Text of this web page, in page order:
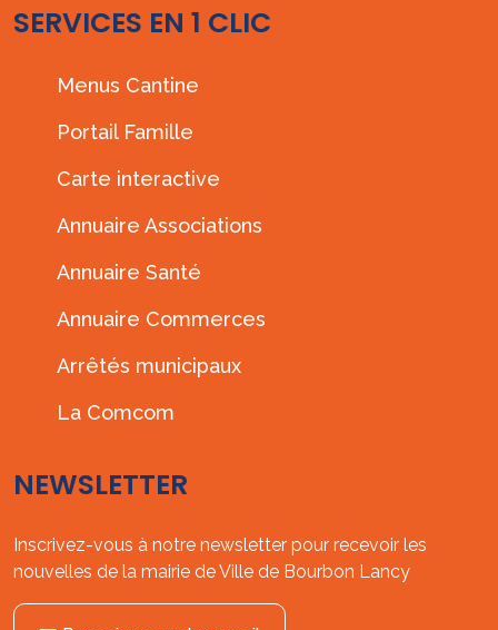
SERVICES EN 1 CLIC
Menus Cantine
Portail Famille
Carte interactive
Annuaire Associations
Annuaire Santé
Annuaire Commerces
Arrêtés municipaux
La Comcom
NEWSLETTER
Inscrivez-vous à notre newsletter pour recevoir les
nouvelles de la mairie de Ville de Bourbon Lancy